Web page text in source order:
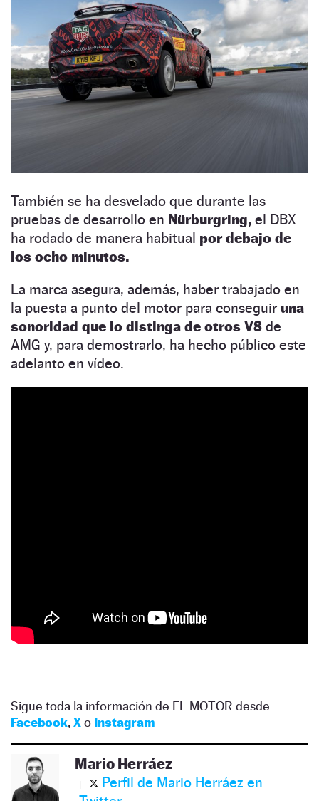
También se ha desvelado que durante las
pruebas de desarrollo en Nürburgring, el DBX
ha rodado de manera habitual por debajo de
los ocho minutos.
La marca asegura, además, haber trabajado en
la puesta a punto del motor para conseguir una
sonoridad que lo distinga de otros V8 de
AMG y, para demostrarlo, ha hecho público este
adelanto en vídeo.
Sigue toda la información de EL MOTOR desde
Facebook, Xo Instagram
Mario Herráez
Perfil de Mario Herráez en